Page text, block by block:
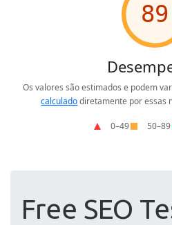
Free SEO